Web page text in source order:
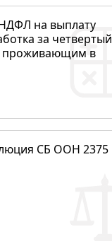
на выплату
за четвертый
проживающим в
СБ ООН 2375